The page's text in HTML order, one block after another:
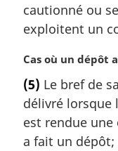
e
:
cautionné ou
exploitent un
N
t
e
m
a
Cas où un dépôt
(5) Le bref de
délivré lorsque
est rendue
a fait un